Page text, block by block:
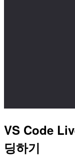
VS Code
딩하기